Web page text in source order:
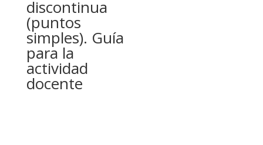
discontinua
(puntos
simples). Guía
para la
actividad
docente